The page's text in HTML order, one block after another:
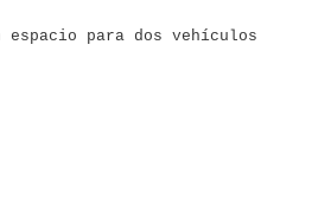
espacio para dos vehículos